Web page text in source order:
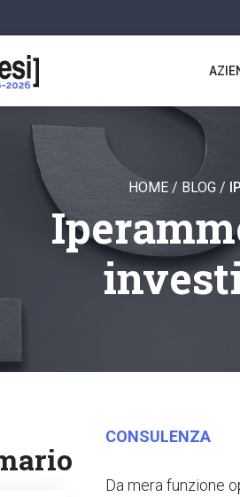
HOME/ BLOG/
CONSULENZA
Da mera funzione